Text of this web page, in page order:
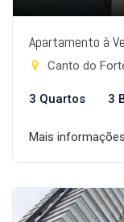
Apartamento à
Canto do
3 Quartos 3
Mais informações